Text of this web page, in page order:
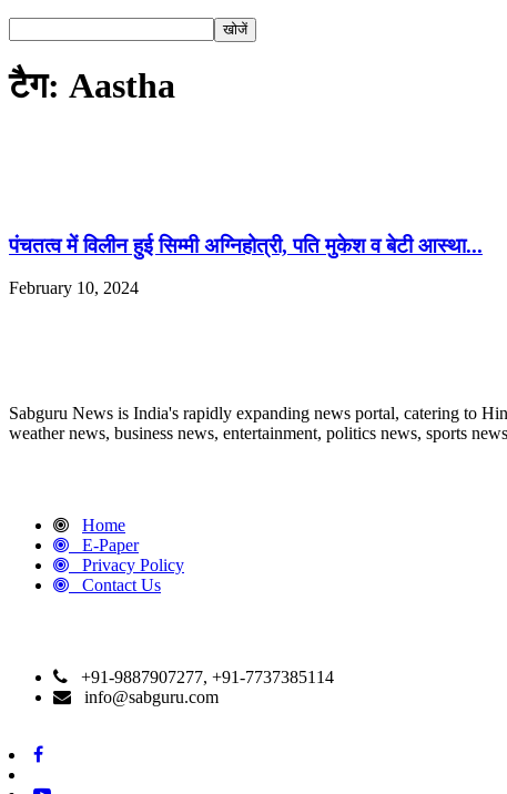
टैग: Aastha
पंचतत्व में विलीन हुई सिम्मी अग्निहोत्री, पति मुकेश व बेटी आस्था...
February 10, 2024
Sabguru News is India's rapidly expanding news portal, catering to
weather news, business news, entertainment, politics news, sports
Home
E-Paper
Privacy Policy
Contact Us
+91-9887907277, +91-7737385114
info@sabguru.com